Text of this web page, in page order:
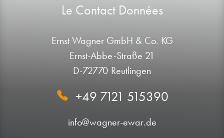
Le Contact Données
Ernst Wagner GmbH & Co. KG
Ernst-Abbe-Straße 21
D-72770 Reutlingen
+49 7121 515390
info@wagner-ewar.de